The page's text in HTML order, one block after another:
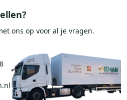
ons op voor al je vragen.